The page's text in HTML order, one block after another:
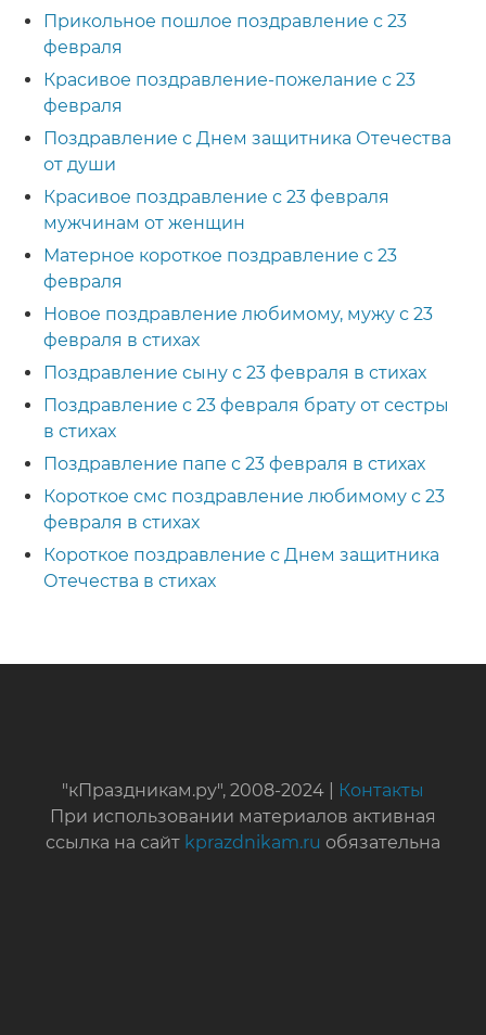
Прикольное пошлое поздравление с 23
февраля
Красивое поздравление-пожелание с 23
февраля
Поздравление с Днем защитника Отечества
от души
Красивое поздравление с 23 февраля
мужчинам от женщин
Матерное короткое поздравление с 23
февраля
Новое поздравление любимому, мужу с 23
февраля в стихах
Поздравление сыну с 23 февраля в стихах
Поздравление с 23 февраля брату от сестры
в стихах
Поздравление папе с 23 февраля в стихах
Короткое смс поздравление любимому с 23
февраля в стихах
Короткое поздравление с Днем защитника
Отечества в стихах
"кПраздникам.ру", 2008-2024 |
Контакты
При использовании материалов активная
ссылка на сайт kprazdnikam.ru обязательна